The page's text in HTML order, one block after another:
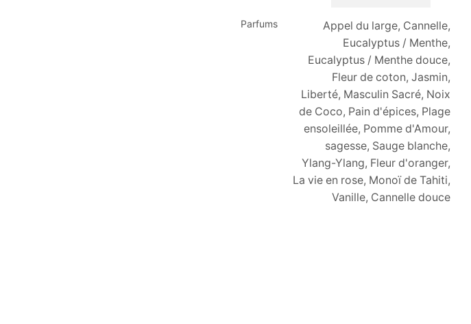
Parfums
Appel du large, Cannelle,
Eucalyptus / Menthe,
Eucalyptus / Menthe douce,
Fleur de coton, Jasmin,
Liberté, Masculin Sacré, Noix
de Coco, Pain d'épices, Plage
ensoleillée, Pomme d'Amour,
sagesse, Sauge blanche,
Ylang-Ylang, Fleur d'oranger,
La vie en rose, Monoï de Tahiti,
Vanille, Cannelle douce